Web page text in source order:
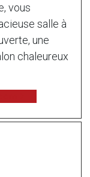
vous
salle à
une
chaleureux